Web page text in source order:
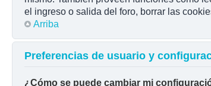
el ingreso o salida del foro, borrar las
Arriba
Preferencias de usuario y
¿Cómo se puede cambiar mi